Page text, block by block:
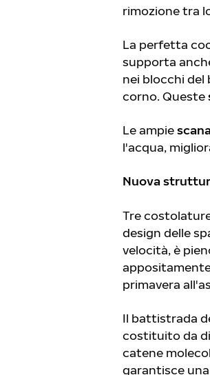
rimozione tra
La perfetta
supporta
nei blocchi
corno. Queste
Le ampie
l'acqua,
Nuova
Tre
design delle
velocità, è
primavera
Il battistrada
costituito da
catene
garantisce